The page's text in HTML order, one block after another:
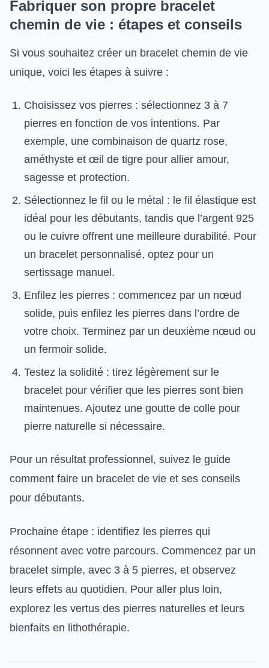
Fabriquer son propre bracelet
chemin de vie : étapes et conseils
Si vous souhaitez créer un bracelet chemin de vie
unique, voici les étapes à suivre :
Choisissez vos pierres : sélectionnez 3 à 7
pierres en fonction de vos intentions. Par
exemple, une combinaison de quartz rose,
améthyste et œil de tigre pour allier amour,
sagesse et protection.
Sélectionnez le fil ou le métal : le fil élastique est
idéal pour les débutants, tandis que l’argent 925
ou le cuivre offrent une meilleure durabilité. Pour
un bracelet personnalisé, optez pour un
sertissage manuel.
Enfilez les pierres : commencez par un nœud
solide, puis enfilez les pierres dans l’ordre de
votre choix. Terminez par un deuxième nœud ou
un fermoir solide.
Testez la solidité : tirez légèrement sur le
bracelet pour vérifier que les pierres sont bien
maintenues. Ajoutez une goutte de colle pour
pierre naturelle si nécessaire.
Pour un résultat professionnel, suivez le guide
comment faire un bracelet de vie et ses conseils
pour débutants.
Prochaine étape : identifiez les pierres qui
résonnent avec votre parcours. Commencez par un
bracelet simple, avec 3 à 5 pierres, et observez
leurs effets au quotidien. Pour aller plus loin,
explorez les vertus des pierres naturelles et leurs
bienfaits en lithothérapie.